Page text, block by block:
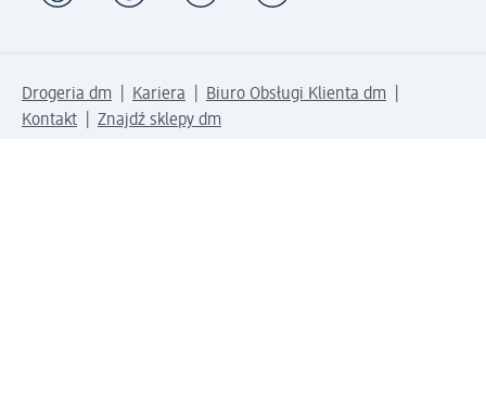
Drogeria dm Kariera
Biuro Obsługi Klienta dm
Kontakt
Znajdź sklepy dm